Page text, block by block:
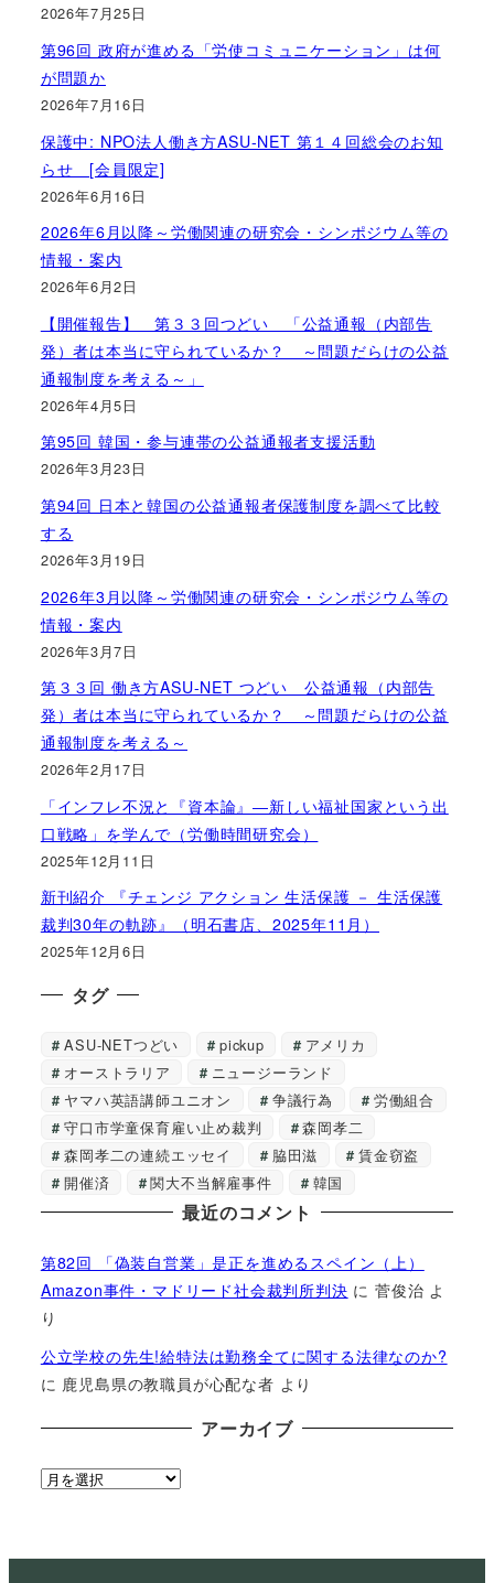
2026年7月25日
第96回 政府が進める「労使コミュニケーション」は何
が問題か
2026年7月16日
保護中: NPO法人働き方ASU-NET 第１４回総会のお知
らせ [会員限定]
2026年6月16日
2026年6月以降～労働関連の研究会・シンポジウム等の
情報・案内
2026年6月2日
【開催報告】 第３３回つどい 「公益通報（内部告
発）者は本当に守られているか？ ～問題だらけの公益
通報制度を考える～」
2026年4月5日
第95回 韓国・参与連帯の公益通報者支援活動
2026年3月23日
第94回 日本と韓国の公益通報者保護制度を調べて比較
する
2026年3月19日
2026年3月以降～労働関連の研究会・シンポジウム等の
情報・案内
2026年3月7日
第３３回 働き方ASU-NET つどい 公益通報（内部告
発）者は本当に守られているか？ ～問題だらけの公益
通報制度を考える～
2026年2月17日
「インフレ不況と『資本論』―新しい福祉国家という出
口戦略」を学んで（労働時間研究会）
2025年12月11日
新刊紹介 『チェンジ アクション 生活保護 － 生活保護
裁判30年の軌跡』（明石書店、2025年11月）
2025年12月6日
タグ
ASU-NETつどい pickup
アメリカ
オーストラリア
ニュージーランド
ヤマハ英語講師ユニオン
争議行為
労働組合
守口市学童保育雇い止め裁判
森岡孝二
森岡孝二の連続エッセイ
脇田滋
賃金窃盗
開催済
関大不当解雇事件 韓国
最近のコメント
第82回 「偽装自営業」是正を進めるスペイン（上）
Amazon事件・マドリード社会裁判所判決 に菅俊治 よ
り
公立学校の先生!給特法は勤務全てに関する法律なのか?
に 鹿児島県の教職員が心配な者 より
アーカイブ
ア
イ